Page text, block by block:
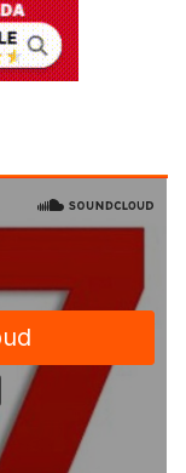
atentos às
a Rádio
décadas foi
Ao
e hoje
do
coração do
segue